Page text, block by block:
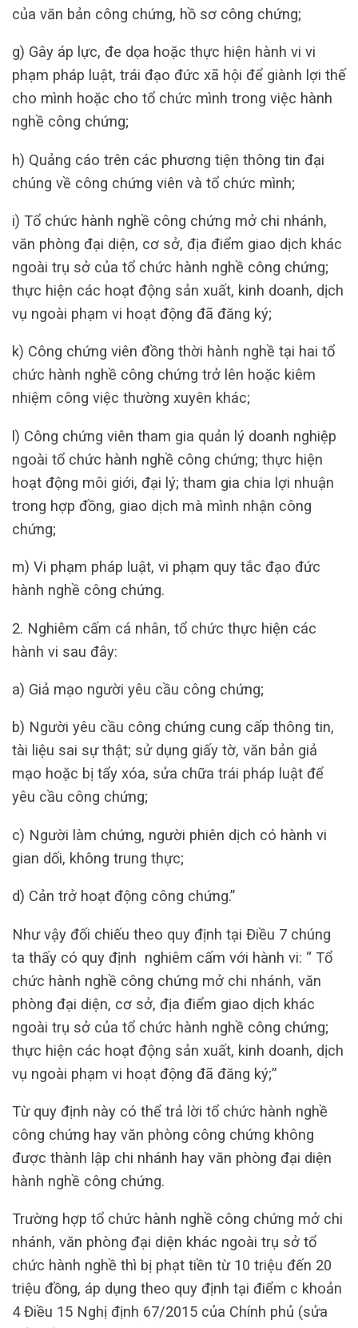
của văn bản công chứng, hồ sơ công chứng;
g) Gây áp lực, đe dọa hoặc thực hiện hành vi vi
phạm pháp luật, trái đạo đức xã hội để giành lợi thế
cho mình hoặc cho tổ chức mình trong việc hành
nghề công chứng;
h) Quảng cáo trên các phương tiện thông tin đại
chúng về công chứng viên và tổ chức mình;
i) Tổ chức hành nghề công chứng mở chi nhánh,
văn phòng đại diện, cơ sở, địa điểm giao dịch khác
ngoài trụ sở của tổ chức hành nghề công chứng;
thực hiện các hoạt động sản xuất, kinh doanh, dịch
vụ ngoài phạm vi hoạt động đã đăng ký;
k) Công chứng viên đồng thời hành nghề tại hai tổ
chức hành nghề công chứng trở lên hoặc kiêm
nhiệm công việc thường xuyên khác;
l) Công chứng viên tham gia quản lý doanh nghiệp
ngoài tổ chức hành nghề công chứng; thực hiện
hoạt động môi giới, đại lý; tham gia chia lợi nhuận
trong hợp đồng, giao dịch mà mình nhận công
chứng;
m) Vi phạm pháp luật, vi phạm quy tắc đạo đức
hành nghề công chứng.
2. Nghiêm cấm cá nhân, tổ chức thực hiện các
hành vi sau đây:
a) Giả mạo người yêu cầu công chứng;
b) Người yêu cầu công chứng cung cấp thông tin,
tài liệu sai sự thật; sử dụng giấy tờ, văn bản giả
mạo hoặc bị tẩy xóa, sửa chữa trái pháp luật để
yêu cầu công chứng;
c) Người làm chứng, người phiên dịch có hành vi
gian dối, không trung thực;
d) Cản trở hoạt động công chứng.”
Như vậy đối chiếu theo quy định tại Điều 7 chúng
ta thấy có quy định nghiêm cấm với hành vi: “ Tổ
chức hành nghề công chứng mở chi nhánh, văn
phòng đại diện, cơ sở, địa điểm giao dịch khác
ngoài trụ sở của tổ chức hành nghề công chứng;
thực hiện các hoạt động sản xuất, kinh doanh, dịch
vụ ngoài phạm vi hoạt động đã đăng ký;”
Từ quy định này có thể trả lời tổ chức hành nghề
công chứng hay văn phòng công chứng không
được thành lập chi nhánh hay văn phòng đại diện
hành nghề công chứng.
Trường hợp tổ chức hành nghề công chứng mở chi
nhánh, văn phòng đại diện khác ngoài trụ sở tổ
chức hành nghề thì bị phạt tiền từ 10 triệu đến 20
triệu đồng, áp dụng theo quy định tại điểm c khoản
4 Điều 15 Nghị định 67/2015 của Chính phủ (sửa